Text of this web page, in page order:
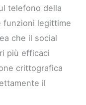
telefono della
funzioni legittime
che il social
più efficaci
crittografica
il